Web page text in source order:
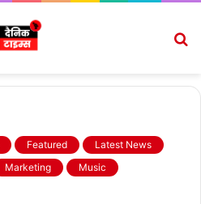
Featured
Latest News
Marketing
Music